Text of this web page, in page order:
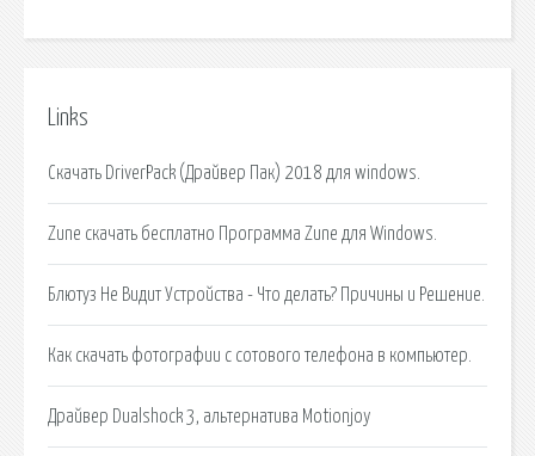
Links
Скачать DriverPack (Драйвер Пак) 2018 для windows.
Zune скачать бесплатно Программа Zune для Windows.
Блютуз Не Видит Устройства - Что делать? Причины и Решение.
Как скачать фотографии с сотового телефона в компьютер.
Драйвер Dualshock 3, альтернатива Motionjoy